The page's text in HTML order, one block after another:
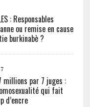
: Responsables
ou remise en cause
burkinabè ?
millions par 7 juges :
qui fait
d’encre